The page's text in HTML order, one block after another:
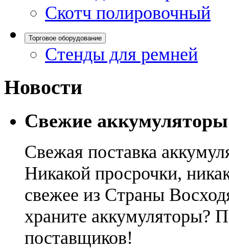
Скотч полировочный
Торговое оборудование
Стенды для ремней
Новости
Свежие
Свежая поставка
Никакой просрочки,
свежее из Страны
храните аккумуляторы?
поставщиков!